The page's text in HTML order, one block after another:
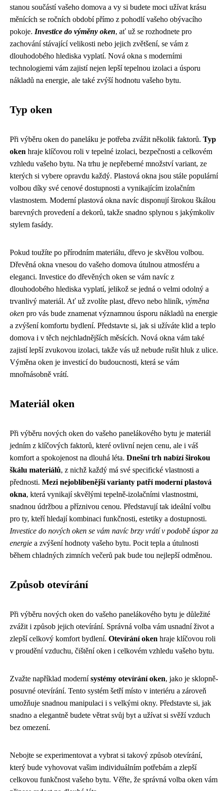
stanou součástí vašeho domova a vy si budete moci užívat krásu
měnících se ročních období přímo z pohodlí vašeho obývacího
pokoje. Investice do výměny oken, ať už se rozhodnete pro
zachování stávající velikosti nebo jejich zvětšení, se vám z
dlouhodobého hlediska vyplatí. Nová okna s moderními
technologiemi vám zajistí nejen lepší tepelnou izolaci a úsporu
nákladů na energie, ale také zvýší hodnotu vašeho bytu.
Typ oken
Při výběru oken do paneláku je potřeba zvážit několik faktorů. Typ
oken hraje klíčovou roli v tepelné izolaci, bezpečnosti a celkovém
vzhledu vašeho bytu. Na trhu je nepřeberné množství variant, ze
kterých si vybere opravdu každý. Plastová okna jsou stále populární
volbou díky své cenové dostupnosti a vynikajícím izolačním
vlastnostem. Moderní plastová okna navíc disponují širokou škálou
barevných provedení a dekorů, takže snadno splynou s jakýmkoliv
stylem fasády.
Pokud toužíte po přírodním materiálu, dřevo je skvělou volbou.
Dřevěná okna vnesou do vašeho domova útulnou atmosféru a
eleganci. Investice do dřevěných oken se vám navíc z
dlouhodobého hlediska vyplatí, jelikož se jedná o velmi odolný a
trvanlivý materiál. Ať už zvolíte plast, dřevo nebo hliník, výměna
oken pro vás bude znamenat významnou úsporu nákladů na energie
a zvýšení komfortu bydlení. Představte si, jak si užíváte klid a teplo
domova i v těch nejchladnějších měsících. Nová okna vám také
zajistí lepší zvukovou izolaci, takže vás už nebude rušit hluk z ulice.
Výměna oken je investicí do budoucnosti, která se vám
mnořnásobně vrátí.
Materiál oken
Při výběru nových oken do vašeho panelákového bytu je materiál
jedním z klíčových faktorů, které ovlivní nejen cenu, ale i váš
komfort a spokojenost na dlouhá léta. Dnešní trh nabízí širokou
škálu materiálů, z nichž každý má své specifické vlastnosti a
přednosti. Mezi nejoblíbenější varianty patří moderní plastová
okna, která vynikají skvělými tepelně-izolačními vlastnostmi,
snadnou údržbou a příznivou cenou. Představují tak ideální volbu
pro ty, kteří hledají kombinaci funkčnosti, estetiky a dostupnosti.
Investice do nových oken se vám navíc brzy vrátí v podobě úspor za
energie a zvýšení hodnoty vašeho bytu. Pocit tepla a útulnosti
během chladných zimních večerů pak bude tou nejlepší odměnou.
Způsob otevírání
Při výběru nových oken do vašeho panelákového bytu je důležité
zvážit i způsob jejich otevírání. Správná volba vám usnadní život a
zlepší celkový komfort bydlení. Otevírání oken hraje klíčovou roli
v proudění vzduchu, čištění oken i celkovém vzhledu vašeho bytu.
Zvažte například modernísystémy otevírání oken, jako je sklopně-
posuvné otevírání. Tento systém šetří místo v interiéru a zároveň
umožňuje snadnou manipulaci i s velkými okny. Představte si, jak
snadno a elegantně budete větrat svůj byt a užívat si svěží vzduch
bez omezení.
Nebojte se experimentovat a vybrat si takový způsob otevírání,
který bude vyhovovat vašim individuálním potřebám a zlepší
celkovou funkčnost vašeho bytu. Věřte, že správná volba oken vám